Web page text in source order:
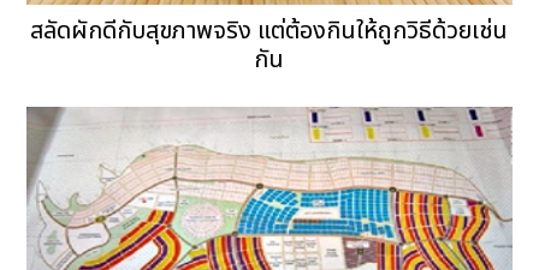
สลัดผักดีกับสุขภาพจริง แต่ต้องกินให้ถูกวิธีด้วยเช่น
กัน